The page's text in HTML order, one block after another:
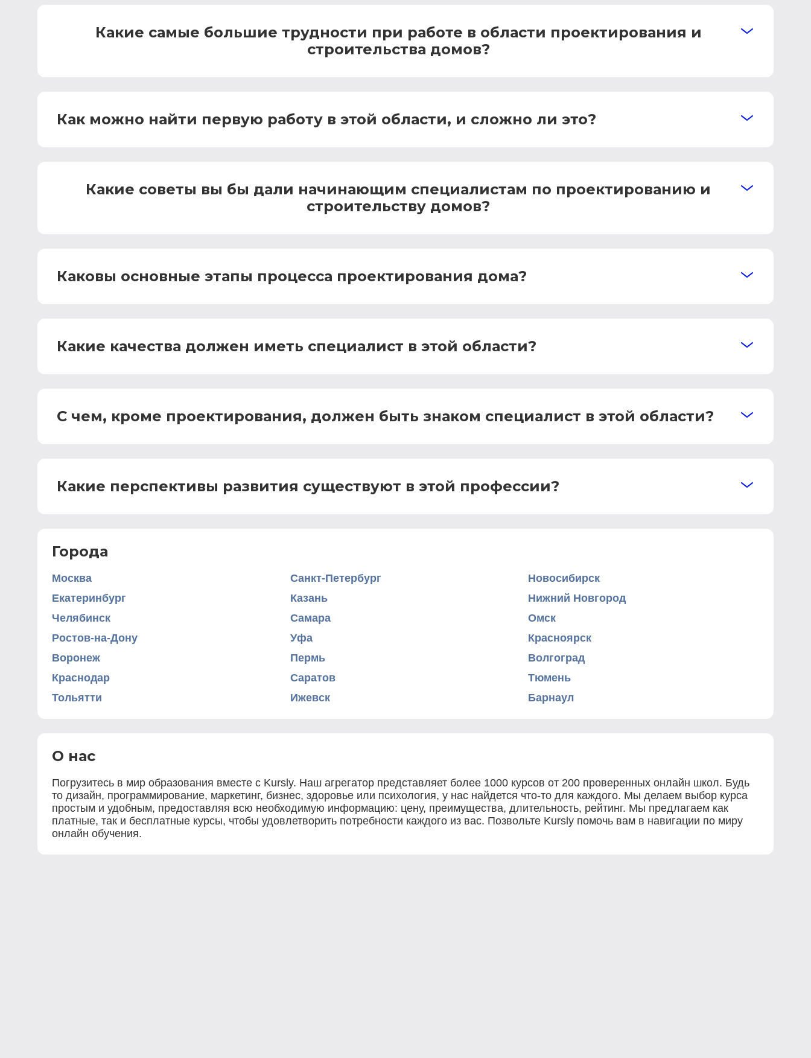
Какие самые большие трудности при работе в области проектирования и
строительства домов?
Как можно найти первую работу в этой области, и сложно ли это?
Какие советы вы бы дали начинающим специалистам по проектированию и
строительству домов?
Каковы основные этапы процесса проектирования дома?
Какие качества должен иметь специалист в этой области?
С чем, кроме проектирования, должен быть знаком специалист в этой области?
Какие перспективы развития существуют в этой профессии?
Города
Москва Санкт-Петербург
Новосибирск
Екатеринбург
Казань
Нижний Новгород
Челябинск
Самара
Омск
Ростов-на-Дону
Уфа
Красноярск
Воронеж
Пермь
Волгоград
Краснодар
Саратов
Тюмень
Тольятти
Ижевск Барнаул
О нас
Погрузитесь в мир образования вместе с Kursly. Наш агрегатор представляет более 1000 курсов от 200 проверенных онлайн школ. Будь
то дизайн, программирование, маркетинг, бизнес, здоровье или психология, у нас найдется что-то для каждого. Мы делаем выбор курса
простым и удобным, предоставляя всю необходимую информацию: цену, преимущества, длительность, рейтинг. Мы предлагаем как
платные, так и бесплатные курсы, чтобы удовлетворить потребности каждого из вас. Позвольте Kursly помочь вам в навигации по миру
онлайн обучения.